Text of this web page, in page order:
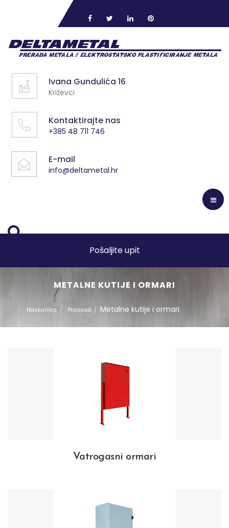
Ivana Gundulića 16
Križevci
Kontaktirajte nas
+385 48 711 746
E-mail
info@deltametal.hr
Pošaljite upit
METALNE KUTIJE I ORMARI
Naslovnica Proizvodi Metalne kutije i ormari
Vatrogasni ormari